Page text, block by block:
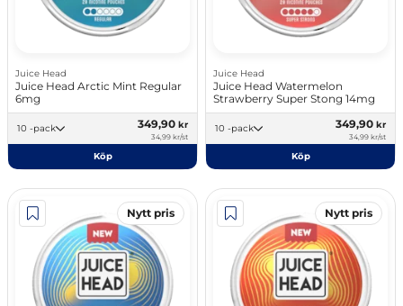
Juice Head
Juice Head Arctic Mint Regular
6mg
10 -pack 349,90 kr
34,99 kr/st
Köp
Juice Head
Juice Head Watermelon
Strawberry Super Stong 14mg
10 -pack 349,90 kr
34,99 kr/st
Köp
Nytt pris Nytt pris